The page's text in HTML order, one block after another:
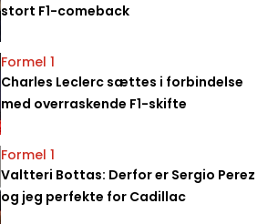
stort F1-comeback
Formel 1
Charles Leclerc sættes i forbindelse
med overraskende F1-skifte
Formel 1
Valtteri Bottas: Derfor er Sergio Perez
og jeg perfekte for Cadillac